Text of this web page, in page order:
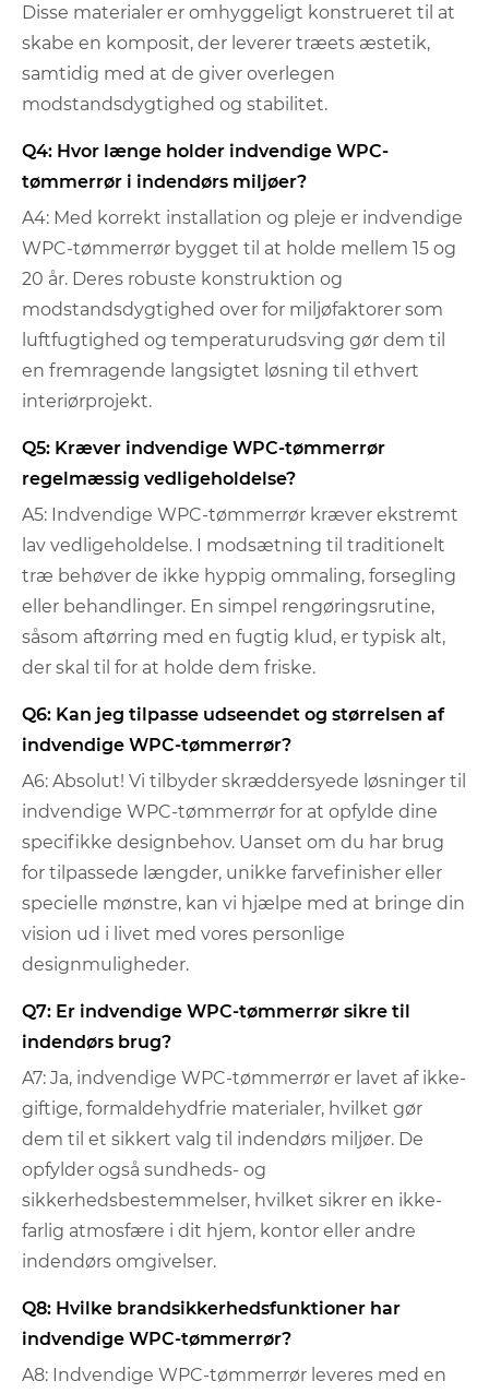
Disse materialer er omhyggeligt konstrueret til at
skabe en komposit, der leverer træets æstetik,
samtidig med at de giver overlegen
modstandsdygtighed og stabilitet.
Q4: Hvor længe holder indvendige WPC-
tømmerrør i indendørs miljøer?
A4: Med korrekt installation og pleje er indvendige
WPC-tømmerrør bygget til at holde mellem 15 og
20 år. Deres robuste konstruktion og
modstandsdygtighed over for miljøfaktorer som
luftfugtighed og temperaturudsving gør dem til
en fremragende langsigtet løsning til ethvert
interiørprojekt.
Q5: Kræver indvendige WPC-tømmerrør
regelmæssig vedligeholdelse?
A5: Indvendige WPC-tømmerrør kræver ekstremt
lav vedligeholdelse. I modsætning til traditionelt
træ behøver de ikke hyppig ommaling, forsegling
eller behandlinger. En simpel rengøringsrutine,
såsom aftørring med en fugtig klud, er typisk alt,
der skal til for at holde dem friske.
Q6: Kan jeg tilpasse udseendet og størrelsen af ​​
indvendige WPC-tømmerrør?
A6: Absolut! Vi tilbyder skræddersyede løsninger til
indvendige WPC-tømmerrør for at opfylde dine
specifikke designbehov. Uanset om du har brug
for tilpassede længder, unikke farvefinisher eller
specielle mønstre, kan vi hjælpe med at bringe din
vision ud i livet med vores personlige
designmuligheder.
Q7: Er indvendige WPC-tømmerrør sikre til
indendørs brug?
A7: Ja, indvendige WPC-tømmerrør er lavet af ikke-
giftige, formaldehydfrie materialer, hvilket gør
dem til et sikkert valg til indendørs miljøer. De
opfylder også sundheds- og
sikkerhedsbestemmelser, hvilket sikrer en ikke-
farlig atmosfære i dit hjem, kontor eller andre
indendørs omgivelser.
Q8: Hvilke brandsikkerhedsfunktioner har
indvendige WPC-tømmerrør?
A8: Indvendige WPC-tømmerrør leveres med en